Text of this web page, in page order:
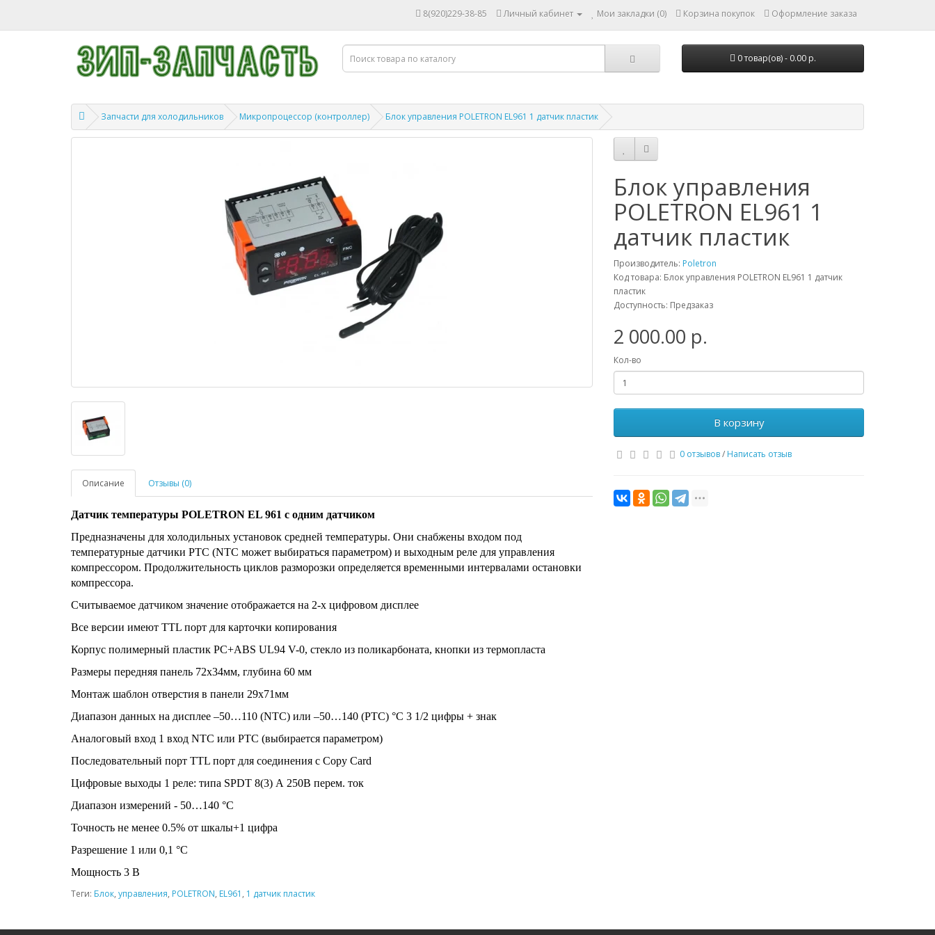
8(920)229-38-85 Личный кабинет Мои закладки (0) Корзина покупок Оформление заказа
0 товар(ов) - 0.00 р.
Запчасти для холодильников Микропроцессор (контроллер) Блок управления POLETRON EL961 1 датчик пластик
Описание Отзывы (0)
Датчик температуры POLETRON EL 961 с одним датчиком
Предназначены для холодильных установок средней температуры. Они снабжены входом под
температурные датчики РТС (NTC может выбираться параметром) и выходным реле для управления
компрессором. Продолжительность циклов разморозки определяется временными интервалами остановки
компрессора.
Считываемое датчиком значение отображается на 2-х цифровом дисплее
Все версии имеют TTL порт для карточки копирования
Корпус полимерный пластик PC+ABS UL94 V-0, стекло из поликарбоната, кнопки из термопласта
Размеры передняя панель 72x34мм, глубина 60 мм
Монтаж шаблон отверстия в панели 29x71мм
Диапазон данных на дисплее –50…110 (NTC) или –50…140 (PTC) °С 3 1/2 цифры + знак
Аналоговый вход 1 вход NTC или PTC (выбирается параметром)
Последовательный порт TTL порт для соединения с Copy Card
Цифровые выходы 1 реле: типа SPDT 8(3) А 250В перем. ток
Диапазон измерений - 50…140 °С
Точность не менее 0.5% от шкалы+1 цифра
Разрешение 1 или 0,1 °С
Мощность 3 В
Блок управления
POLETRON EL961 1
датчик пластик
Производитель: Poletron
Код товара: Блок управления POLETRON EL961 1 датчик
пластик
Доступность: Предзаказ
2 000.00 р.
Кол-во
В корзину
0 отзывов/ Написать отзыв
Теги: Блок, управления, POLETRON, EL961 , 1 датчик пластик